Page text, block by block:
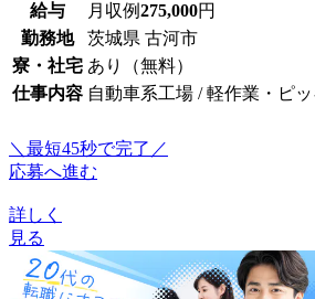
給与 月収例275,000円
勤務地
茨城県 古河市
寮・社宅 あり（無料）
仕事内容 自動車系工場 / 軽作業・ピ
＼最短45秒で完了／
応募へ進む
詳しく
見る